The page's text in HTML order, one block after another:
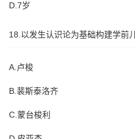
D.7岁
18.以发生认识论为基础构建学前
A.卢梭
B.裴斯泰洛齐
C.蒙台梭利